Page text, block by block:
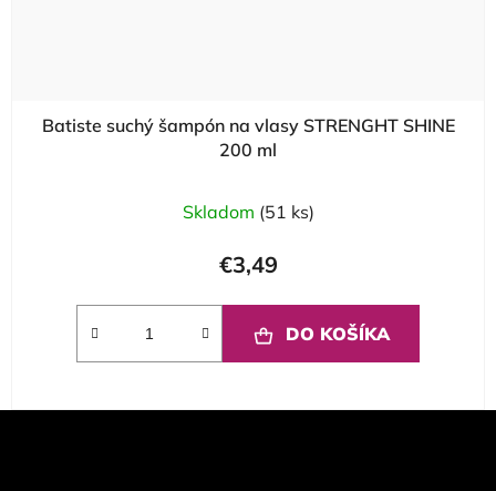
Batiste suchý šampón na vlasy STRENGHT SHINE
200 ml
Skladom (51 ks)
€3,49
DO KOŠÍKA